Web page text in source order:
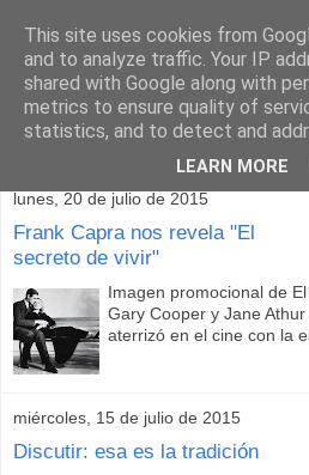
lunes, 20 de julio de 2015
Frank Capra nos revela "El
secreto de vivir"
Imagen promocional de
Gary Cooper y Jane
aterrizó en el cine con la
miércoles, 15 de julio de 2015
Discutir: esa es la tradición
This site uses cookies from
and to analyze traffic. Your IP
shared with Google along with
metrics to ensure quality of
statistics, and to detect and
LEARN MORE